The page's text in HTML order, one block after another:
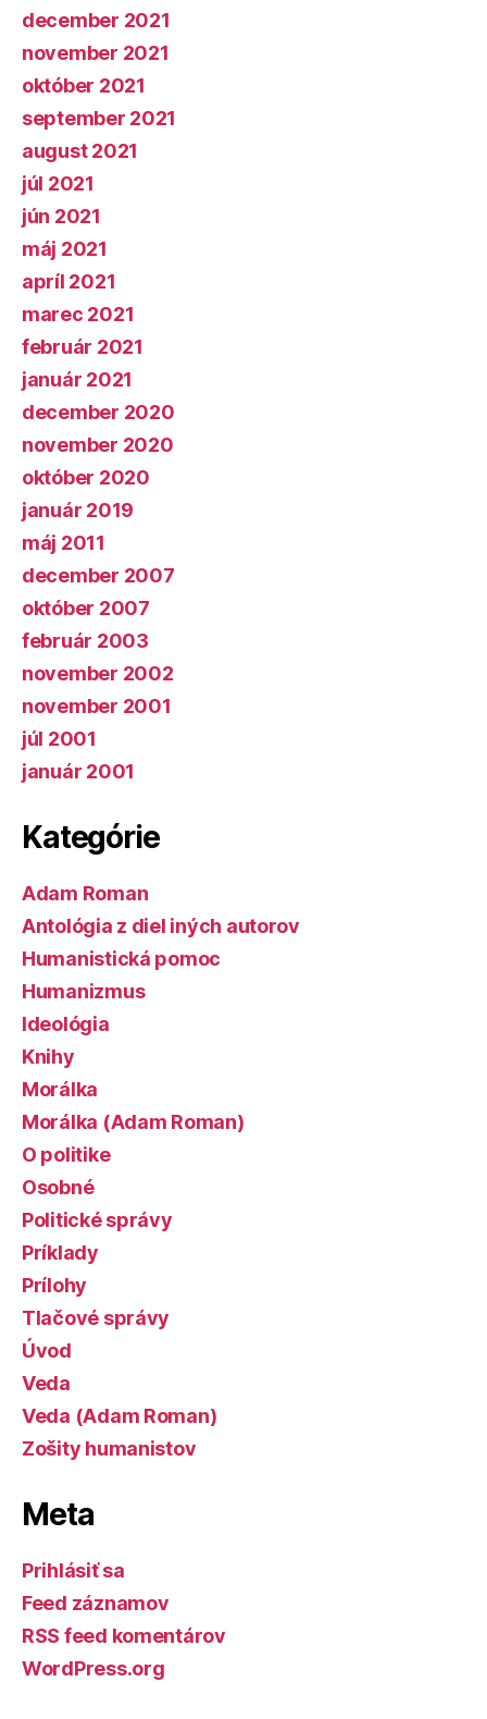
december 2021
november 2021
október 2021
september 2021
august 2021
júl 2021
jún 2021
máj 2021
apríl 2021
marec 2021
február 2021
január 2021
december 2020
november 2020
október 2020
január 2019
máj 2011
december 2007
október 2007
február 2003
november 2002
november 2001
júl 2001
január 2001
Kategórie
Adam Roman
Antológia z diel iných autorov
Humanistická pomoc
Humanizmus
Ideológia
Knihy
Morálka
Morálka (Adam Roman)
O politike
Osobné
Politické správy
Príklady
Prílohy
Tlačové správy
Úvod
Veda
Veda (Adam Roman)
Zošity humanistov
Meta
Prihlásiť sa
Feed záznamov
RSS feed komentárov
WordPress.org